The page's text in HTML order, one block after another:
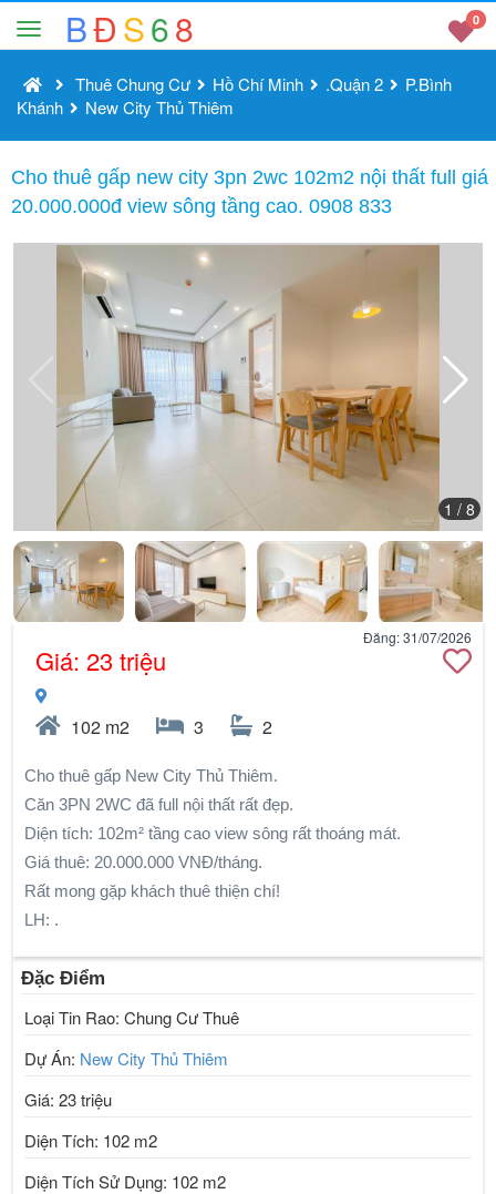
BĐS68 0
Thuê Chung Cư Hồ Chí Minh .Quận 2
P.Bình
Khánh
New City Thủ Thiêm
Cho thuê gấp new city 3pn 2wc 102m2 nội thất full giá
20.000.000đ view sông tầng cao. 0908 833
1 / 8
Đăng: 31/07/2026
Giá: 23 triệu
102 m2 3 2
Cho thuê gấp New City Thủ Thiêm.
Căn 3PN 2WC đã full nội thất rất đẹp.
Diện tích: 102m² tầng cao view sông rất thoáng mát.
Giá thuê: 20.000.000 VNĐ/tháng.
Rất mong gặp khách thuê thiện chí!
LH: .
Đặc Điểm
Loại Tin Rao: Chung Cư Thuê
Dự Án: New City Thủ Thiêm
Giá: 23 triệu
Diện Tích: 102 m2
Diện Tích Sử Dụng: 102 m2